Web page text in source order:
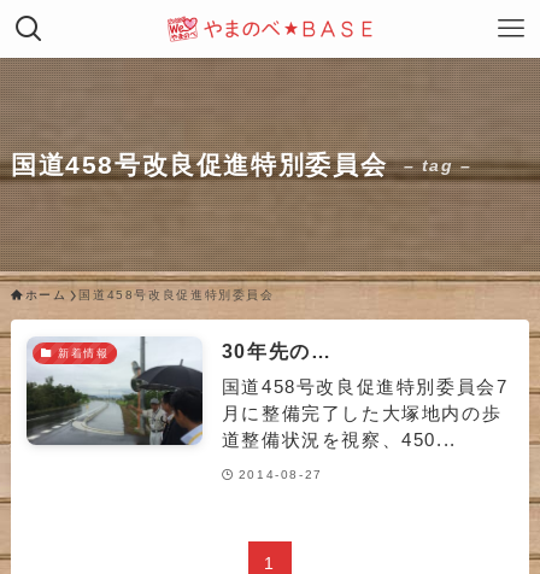
国道458号改良促進特別委員会 – tag –
ホーム 国道458号改良促進特別委員会
新着情報 30年先の…
国道458号改良促進特別委員会7
月に整備完了した大塚地内の歩
道整備状況を視察、450...
2014-08-27
1